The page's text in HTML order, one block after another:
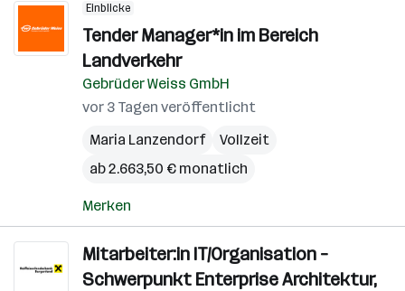
Einblicke
Tender Manager*in im Bereich
Landverkehr
Gebrüder Weiss GmbH
vor 3 Tagen veröffentlicht
Maria Lanzendorf
Vollzeit
ab 2.663,50 € monatlich
Merken
Mitarbeiter:in IT/Organisation –
Schwerpunkt Enterprise Architektur,